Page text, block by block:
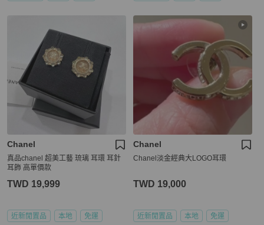
Chanel
真品chanel 超美工藝 琉璃 耳環 耳針
耳飾 高單價款
TWD 19,999
近新閒置品 本地 免運
Chanel
Chanel淡金經典大LOGO耳環
TWD 19,000
近新閒置品 本地 免運